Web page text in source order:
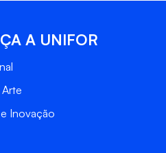
A UNIFOR
Inovação